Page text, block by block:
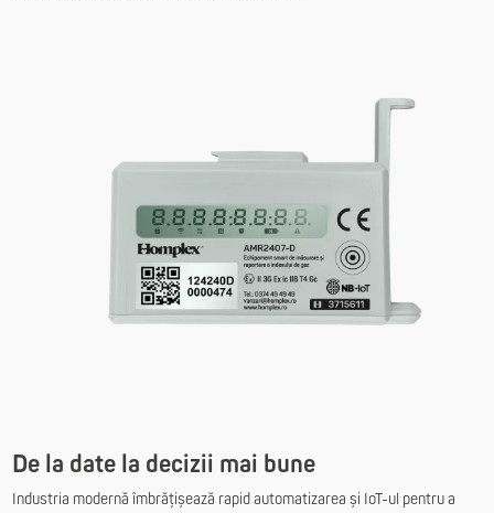
De la date la decizii mai bune
Industria modernă îmbrățișează rapid automatizarea și IoT-ul pentru a